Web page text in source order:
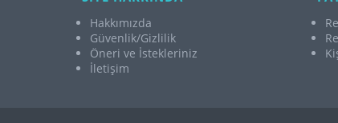
Hakkımızda
Güvenlik/Gizlilik
Öneri ve İstekleriniz
İletişim